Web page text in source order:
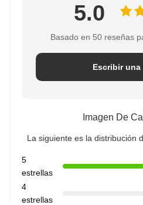
5.0
Basado en 50 reseñas
Escribir una
Imagen De
La siguiente es la distribución
5
estrellas
4
estrellas